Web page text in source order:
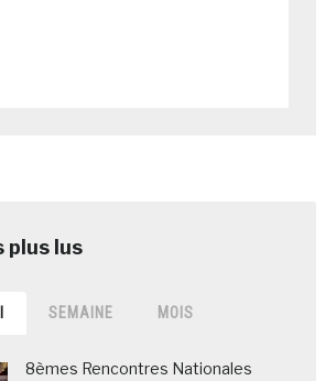
SEMAINE MOIS
8èmes Rencontres Nationales